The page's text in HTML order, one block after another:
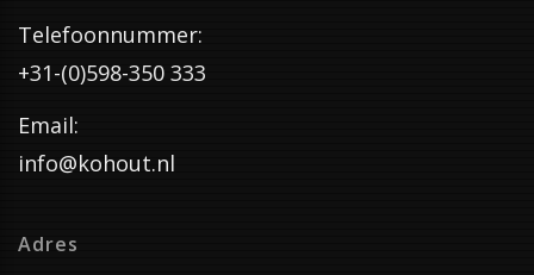
Telefoonnummer:
+31-(0)598-350 333
Email:
info@kohout.nl
Adres